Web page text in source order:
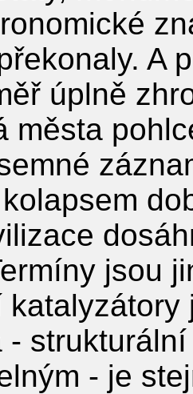
A
úplně
města
jsou
-
- je